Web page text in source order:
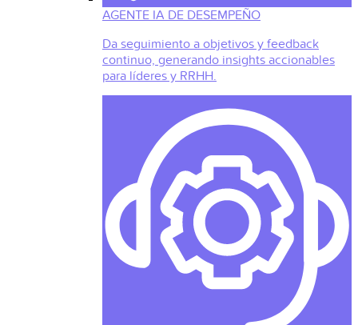
AGENTE IA DE DESEMPEÑO
Da seguimiento a objetivos y feedback
continuo, generando insights accionables
para líderes y RRHH.